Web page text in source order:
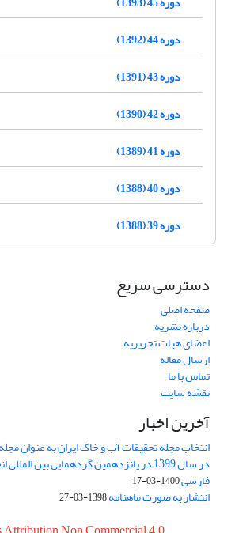
دوره 44 (1392)
دوره 43 (1391)
دوره 42 (1390)
دوره 41 (1389)
دوره 40 (1388)
دوره 39 (1388)
دسترسی سریع
صفحه اصلی
درباره نشریه
اعضای هیات تحریریه
ارسال مقاله
تماس با ما
نقشه سایت
آخرین اخبار
انتخاب مجله تحقیقات آب و خاک ایران به عنوان
در سال 1399 در پانزدهمین گردهمایی بین
فارسی1400-03-17
انتشار به صورت ماهنامه1398-03-27